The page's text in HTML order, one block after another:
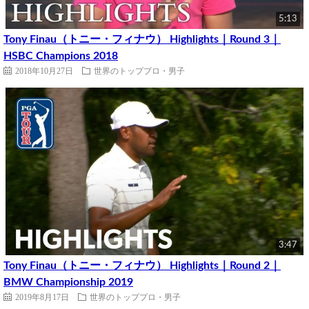
5:13
Tony Finau（トニー・フィナウ） Highlights｜Round 3｜
HSBC Champions 2018
2018年10月27日 世界のトッププロ・男子
3:47
Tony Finau（トニー・フィナウ） Highlights｜Round 2｜
BMW Championship 2019
2019年8月17日 世界のトッププロ・男子